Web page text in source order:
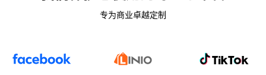
专为商业卓越定制